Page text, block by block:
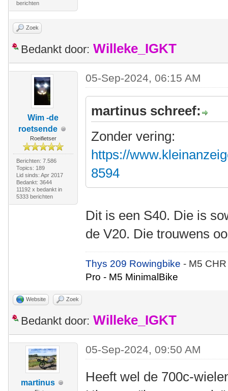
berichten
Zoek
Bedankt door: Willeke_IGKT
Wim -de
roetsende
Roeifietser
Berichten: 7.586
Topics: 189
Lid sinds: Apr 2017
Bedankt: 3644
11192 x bedankt in
5333 berichten
05-Sep-2024, 06:15 AM
martinus schreef:
Zonder vering:
https://
8594
Dit is een S40. Die is
de V20. Die trouwens
Thys 209 Rowingbike- M5
Pro - M5 MinimalBike
Website Zoek
Bedankt door: Willeke_IGKT
martinus
05-Sep-2024, 09:50 AM
Heeft wel de 700c-